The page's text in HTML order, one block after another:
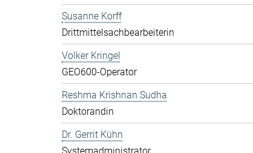
Susanne Korff
Drittmittelsachbearbeiterin
Volker Kringel
GEO600-Operator
Reshma Krishnan Sudha
Doktorandin
Dr. Gerrit Kühn